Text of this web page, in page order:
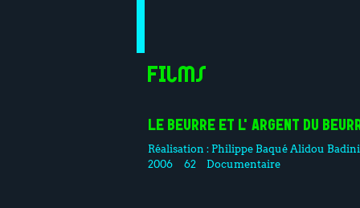
Films
LE BEURRE ET L'ARGENT DU
Réalisation : Philippe Baqué Alidou Badini
2006
62 Documentaire